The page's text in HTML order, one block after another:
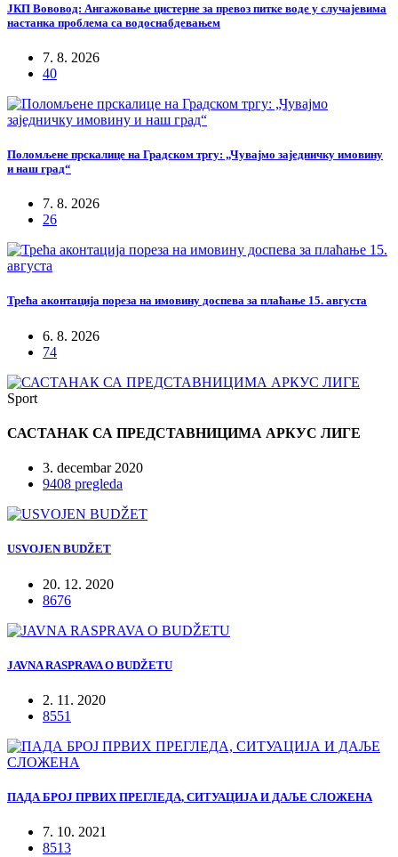
ЈКП Вововод: Ангажовање цистерне за превоз питке воде у случајевима
настанка проблема са водоснабдевањем
7. 8. 2026
40
Поломљене прскалице на Градском тргу: „Чувајмо заједничку имовину
и наш град“
7. 8. 2026
26
Трећа аконтација пореза на имовину доспева за плаћање 15. августа
6. 8. 2026
74
Sport
САСТАНАК СА ПРЕДСТАВНИЦИМА АРКУС ЛИГЕ
3. decembar 2020
9408 pregleda
USVOJEN BUDŽET
20. 12. 2020
8676
JAVNA RASPRAVA O BUDŽETU
2. 11. 2020
8551
ПАДА БРОЈ ПРВИХ ПРЕГЛЕДА, СИТУАЦИЈА И ДАЉЕ СЛОЖЕНА
7. 10. 2021
8513